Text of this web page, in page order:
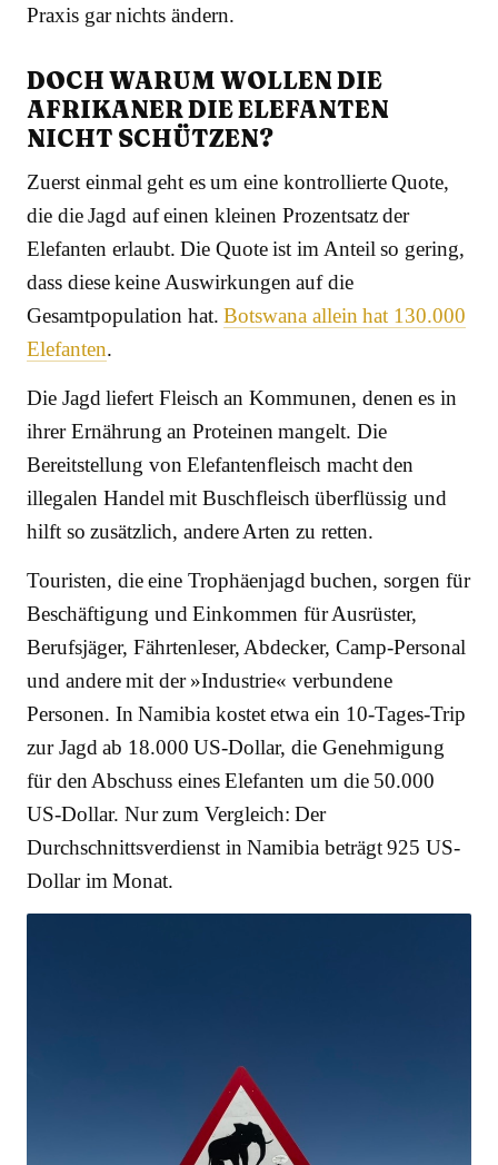
Praxis gar nichts ändern.
DOCH WARUM WOLLEN DIE
AFRIKANER DIE ELEFANTEN
NICHT SCHÜTZEN?
Zuerst einmal geht es um eine kontrollierte Quote,
die die Jagd auf einen kleinen Prozentsatz der
Elefanten erlaubt. Die Quote ist im Anteil so gering,
dass diese keine Auswirkungen auf die
Gesamtpopulation hat.Botswana allein hat 130.000
Elefanten.
Die Jagd liefert Fleisch an Kommunen, denen es in
ihrer Ernährung an Proteinen mangelt. Die
Bereitstellung von Elefantenfleisch macht den
illegalen Handel mit Buschfleisch überflüssig und
hilft so zusätzlich, andere Arten zu retten.
Touristen, die eine Trophäenjagd buchen, sorgen für
Beschäftigung und Einkommen für Ausrüster,
Berufsjäger, Fährtenleser, Abdecker, Camp-Personal
und andere mit der »Industrie« verbundene
Personen. In Namibia kostet etwa ein 10-Tages-Trip
zur Jagd ab 18.000 US-Dollar, die Genehmigung
für den Abschuss eines Elefanten um die 50.000
US-Dollar. Nur zum Vergleich: Der
Durchschnittsverdienst in Namibia beträgt 925 US-
Dollar im Monat.